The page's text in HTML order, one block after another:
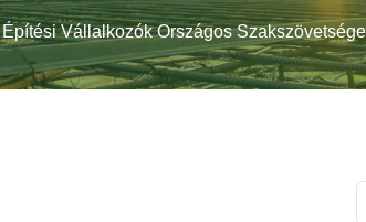
Építési Vállalkozók Országos